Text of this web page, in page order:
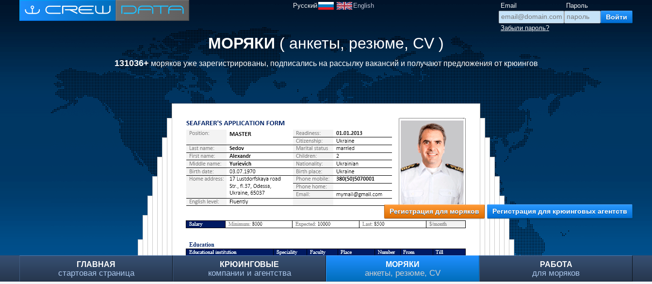
Русский English Email Пароль
Забыли пароль?
МОРЯКИ( анкеты, резюме, CV )
131036+моряков уже зарегистрированы, подписались на рассылку вакансий и получают предложения от крюингов
Регистрация для моряков Регистрация для крюинговых агентств
ГЛАВНАЯ
стартовая страница
КРЮИНГОВЫЕ
компании и агентства
МОРЯКИ
анкеты, резюме, CV
РАБОТА
для моряков